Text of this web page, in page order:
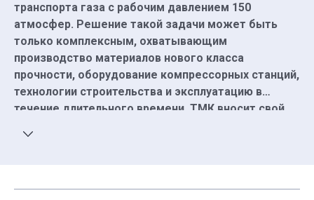
транспорта газа с рабочим давлением 150
атмосфер. Решение такой задачи может быть
только комплексным, охватывающим
производство материалов нового класса
прочности, оборудование компрессорных станций,
технологии строительства и эксплуатацию в
течение длительного времени. ТМК вносит свой
новое качество металла и технологий сварки труб,